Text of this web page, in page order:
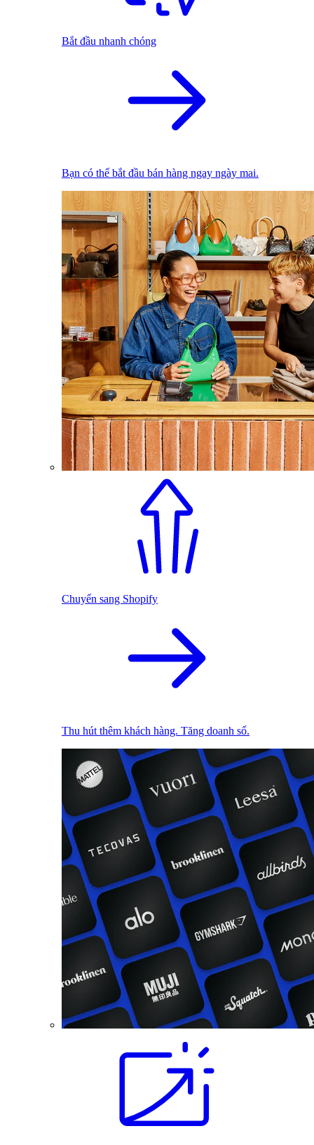
Bắt đầu nhanh chóng
Bạn có thể bắt đầu bán hàng ngay ngày mai.
Chuyển sang Shopify
Thu hút thêm khách hàng. Tăng doanh số.